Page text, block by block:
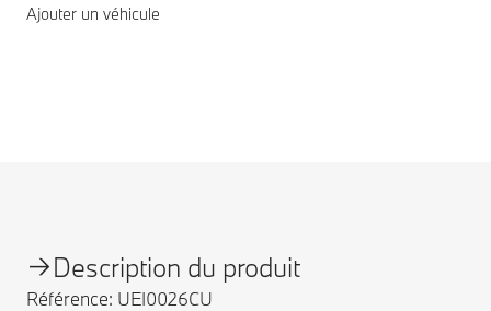
Ajouter un véhicule
Description du produit
Référence: UEI0026CU